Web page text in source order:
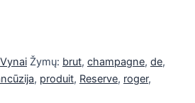
Vynai Žymų: brut, champagne, de,
, produit, Reserve, roger,